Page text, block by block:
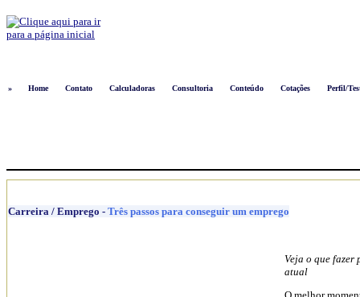
»
Home Contato Calculadoras Consultoria Conteúdo Cotações Perfil/
Carreira / Emprego - Três passos para conseguir um emprego
Veja o que fazer
atual